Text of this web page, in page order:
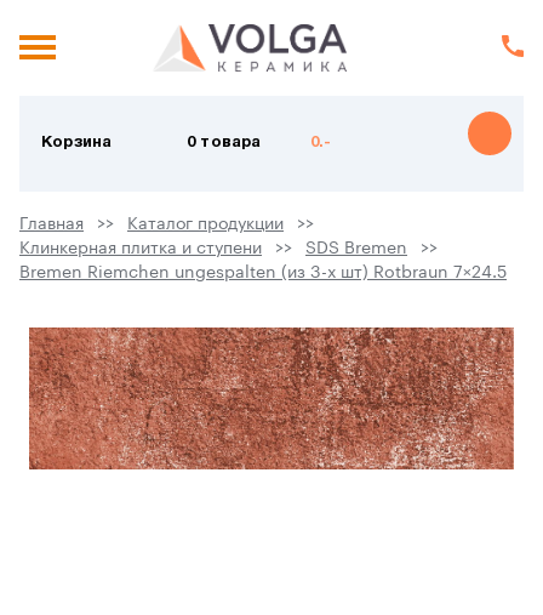
Корзина 0 товара 0.-
Главная
Каталог продукции
Клинкерная плитка и ступени
SDS Bremen
Bremen Riemchen ungespalten (из 3-х шт) Rotbraun 7×24.5